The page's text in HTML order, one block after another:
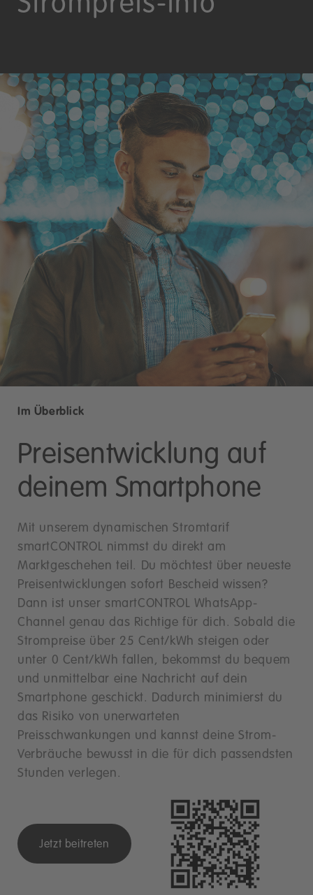
Im Überblick
Preisentwicklung auf
deinem Smartphone
Mit unserem dynamischen Stromtarif
smartCONTROL nimmst du direkt am
Marktgeschehen teil. Du möchtest über neueste
Preisentwicklungen sofort Bescheid wissen?
Dann ist unser smartCONTROL WhatsApp-
Channel genau das Richtige für dich. Sobald die
Strompreise über 25 Cent/kWh steigen oder
unter 0 Cent/kWh fallen, bekommst du bequem
und unmittelbar eine Nachricht auf dein
Smartphone geschickt. Dadurch minimierst du
das Risiko von unerwarteten
Preisschwankungen und kannst deine Strom-
Verbräuche bewusst in die für dich passendsten
Stunden verlegen.
Jetzt beitreten